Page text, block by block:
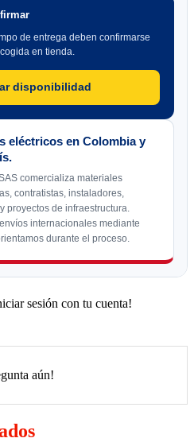
de entrega deben confirmarse
en tienda.
disponibilidad
eléctricos en Colombia y
comercializa materiales
contratistas, instaladores,
proyectos de infraestructura.
internacionales mediante
durante el proceso.
sesión con tu cuenta!
aún!